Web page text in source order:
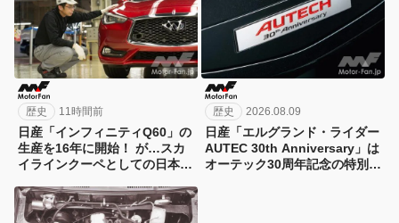
歴史 11時間前
日産「インフィニティQ60」の
生産を16年に開始！ が…スカ
イラインクーペとしての日本導
日？8月10日】
歴史 2026.08.09
日産「エルグランド・ライダー
AUTEC 30th Anniversary」は
オーテック30周年記念の特別仕